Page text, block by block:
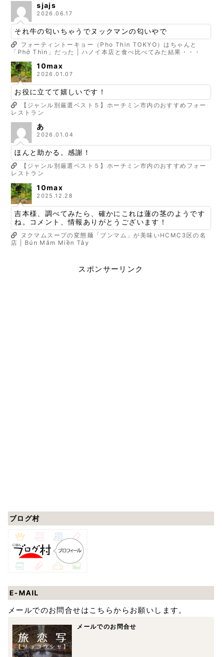
sjajs
2026.06.17
それ牛の匂いちゃうでヌックマンの匂いやで
フォーティントーキョー（Pho Thin TOKYO）はちゃんと
「Phở Thìn」だった | ハノイ本店と食べ比べてみた結果・・・
10max
2026.01.07
お役に立てて嬉しいです！
【ジャンル別厳選ベスト５】ホーチミン市内のおすすめフォー
レストラン
あ
2026.01.04
ほんと助かる。感謝！
【ジャンル別厳選ベスト５】ホーチミン市内のおすすめフォー
レストラン
10max
2025.12.28
吉本様、調べてみたら、確かにこれは蓮の茎のようです
ね。コメント、情報ありがとうございます！
ヌクマムスープの変態麺「ブンマム」が美味いHCMC3区の名
店 | Bún Mắm Miền Tây
スポンサーリンク
ブログ村
E-MAIL
メールでのお問合せはこちらからお願いします。
メールでのお問合せ